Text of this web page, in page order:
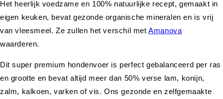
Het heerlijk voedzame en 100% natuurlijke recept, gemaakt in
eigen keuken, bevat gezonde organische mineralen en is vrij
van vleesmeel. Ze zullen het verschil metAmanova
waarderen.
Dit super premium hondenvoer is perfect gebalanceerd per ras
en grootte en bevat altijd meer dan 50% verse lam, konijn,
zalm, kalkoen, varken of vis. Ons gezonde en zelfgemaakte